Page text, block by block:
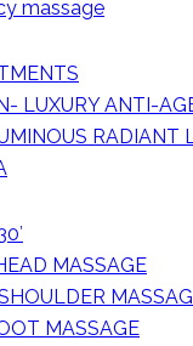
massage
LUXURY ANTI-
RADIANT
MASSAGE
MASSAGE